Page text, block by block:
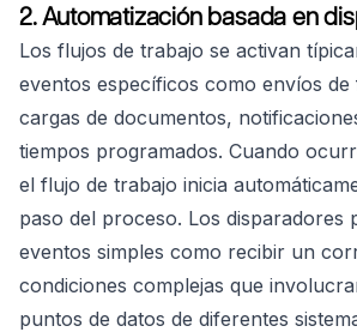
2. Automatización basada en
Los flujos de trabajo se activan
eventos específicos como envíos
cargas de documentos,
tiempos programados. Cuando
el flujo de trabajo inicia
paso del proceso. Los disparadores
eventos simples como recibir un
condiciones complejas que
puntos de datos de diferentes